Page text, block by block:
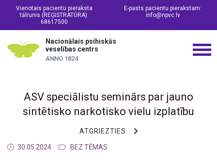
Vienotais pacientu pieraksta
tālrunis (REĢISTRATŪRA):
68617500
E-pasts pacientu pierakstam:
info@npvc.lv
Nacionālais psihiskās
veselības centrs
ANNO 1824
ASV speciālistu seminārs par jauno
sintētisko narkotisko vielu izplatību
ATGRIEZTIES
30.05.2024 BEZ TĒMAS